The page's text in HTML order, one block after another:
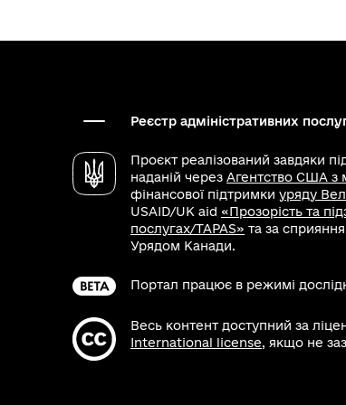
Реєстр адміністративних
Проєкт реалізований завдяки
наданій через Агентство США з
фінансової підтримки уряду
USAID/UK aid «Прозорість та
послугах/TAPAS» та за
Урядом Канади.
Портал працює в режимі
Весь контент доступний за
International license, якщо не